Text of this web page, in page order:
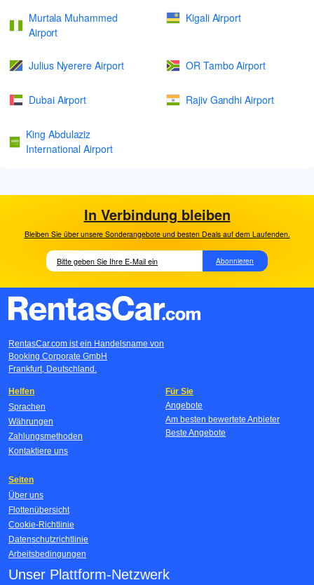
Murtala Muhammed
Airport
Kigali Airport
Julius Nyerere Airport OR Tambo Airport
Dubai Airport Rajiv Gandhi Airport
King Abdulaziz
International Airport
In Verbindung bleiben
Bleiben Sie über unsere Sonderangebote und besten Deals auf dem Laufenden.
Abonnieren
RentasCar.com ist ein Handelsname von
Booking Corporate GmbH
Frankfurt, Deutschland.
Helfen
Sprachen
Währungen
Zahlungsmethoden
Kontaktiere uns
Für Sie
Angebote
Am besten bewertete Anbieter
Beste Angebote
Seiten
Über uns
Flottenübersicht
Cookie-Richtlinie
Datenschutzrichtlinie
Arbeitsbedingungen
Unser Plattform-Netzwerk